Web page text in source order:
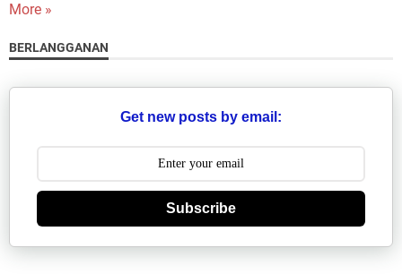
More »
BERLANGGANAN
Get new posts by email:
Subscribe